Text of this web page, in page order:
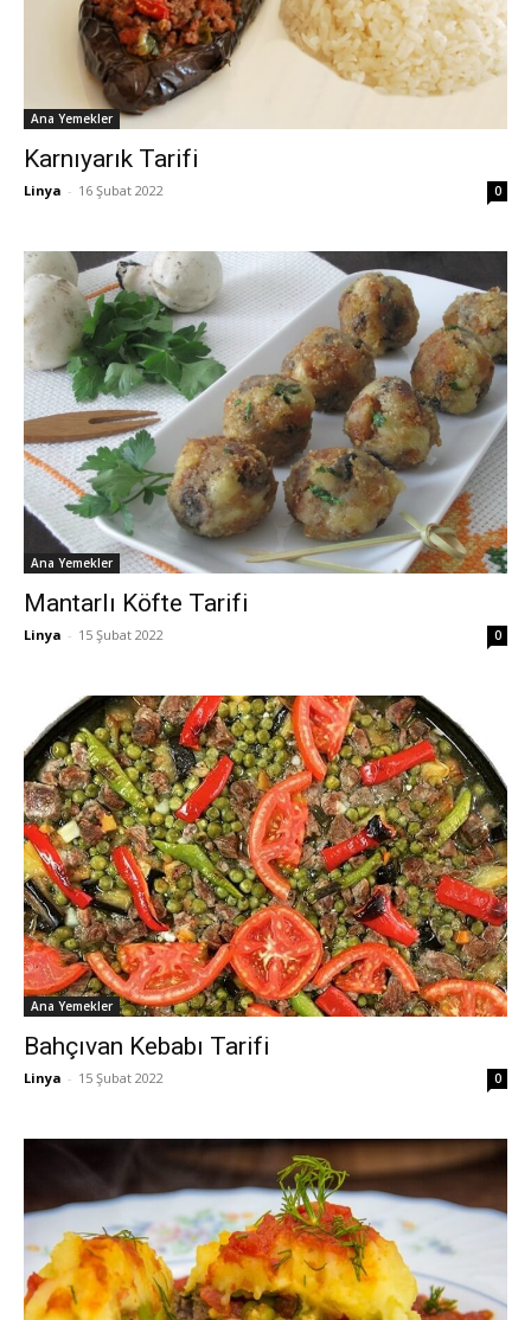
Ana Yemekler
Karnıyarık Tarifi
Linya - 16 Şubat 2022 0
Ana Yemekler
Mantarlı Köfte Tarifi
Linya - 15 Şubat 2022 0
Ana Yemekler
Bahçıvan Kebabı Tarifi
Linya - 15 Şubat 2022 0